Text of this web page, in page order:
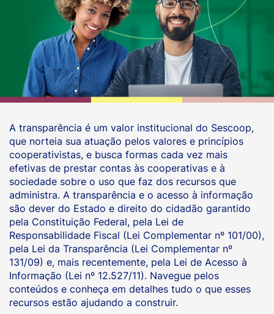
A transparência é um valor institucional do Sescoop,
que norteia sua atuação pelos valores e princípios
cooperativistas, e busca formas cada vez mais
efetivas de prestar contas às cooperativas e à
sociedade sobre o uso que faz dos recursos que
administra. A transparência e o acesso à informação
são dever do Estado e direito do cidadão garantido
pela Constituição Federal, pela Lei de
Responsabilidade Fiscal (Lei Complementar nº 101/00),
pela Lei da Transparência (Lei Complementar nº
131/09) e, mais recentemente, pela Lei de Acesso à
Informação (Lei nº 12.527/11). Navegue pelos
conteúdos e conheça em detalhes tudo o que esses
recursos estão ajudando a construir.